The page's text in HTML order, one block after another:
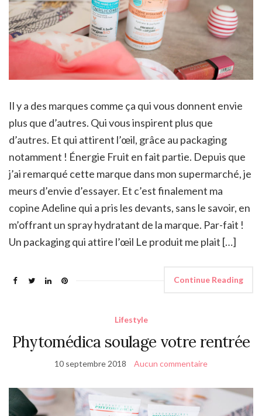
Il y a des marques comme ça qui vous donnent envie
plus que d’autres. Qui vous inspirent plus que
d’autres. Et qui attirent l’œil, grâce au packaging
notamment ! Énergie Fruit en fait partie. Depuis que
j’ai remarqué cette marque dans mon supermarché, je
meurs d’envie d’essayer. Et c’est finalement ma
copine Adeline qui a pris les devants, sans le savoir, en
m’offrant un spray hydratant de la marque. Par-fait !
Un packaging qui attire l’œil Le produit me plait […]
Continue Reading
Lifestyle
Phytomédica soulage votre rentrée
10 septembre 2018 Aucun commentaire